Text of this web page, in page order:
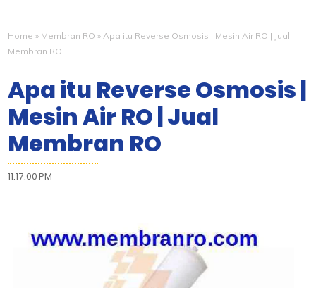
Home » Membran RO » Apa itu Reverse Osmosis | Mesin Air RO | Jual
Membran RO
Apa itu Reverse Osmosis |
Mesin Air RO | Jual
Membran RO
11:17:00 PM